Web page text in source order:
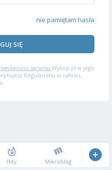
nie pamiętam hasła
SIĘ
serwisu Wykop.pl w jego
Regulaminu w całości,
Hity Mikroblog